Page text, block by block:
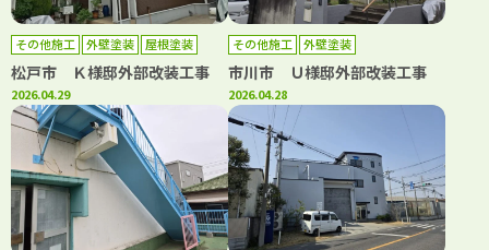
その他施工 外壁塗装 屋根塗装
松戸市 Ｋ様邸外部改装工事
2026.04.29
その他施工 外壁塗装
市川市 Ｕ様邸外部改装工事
2026.04.28